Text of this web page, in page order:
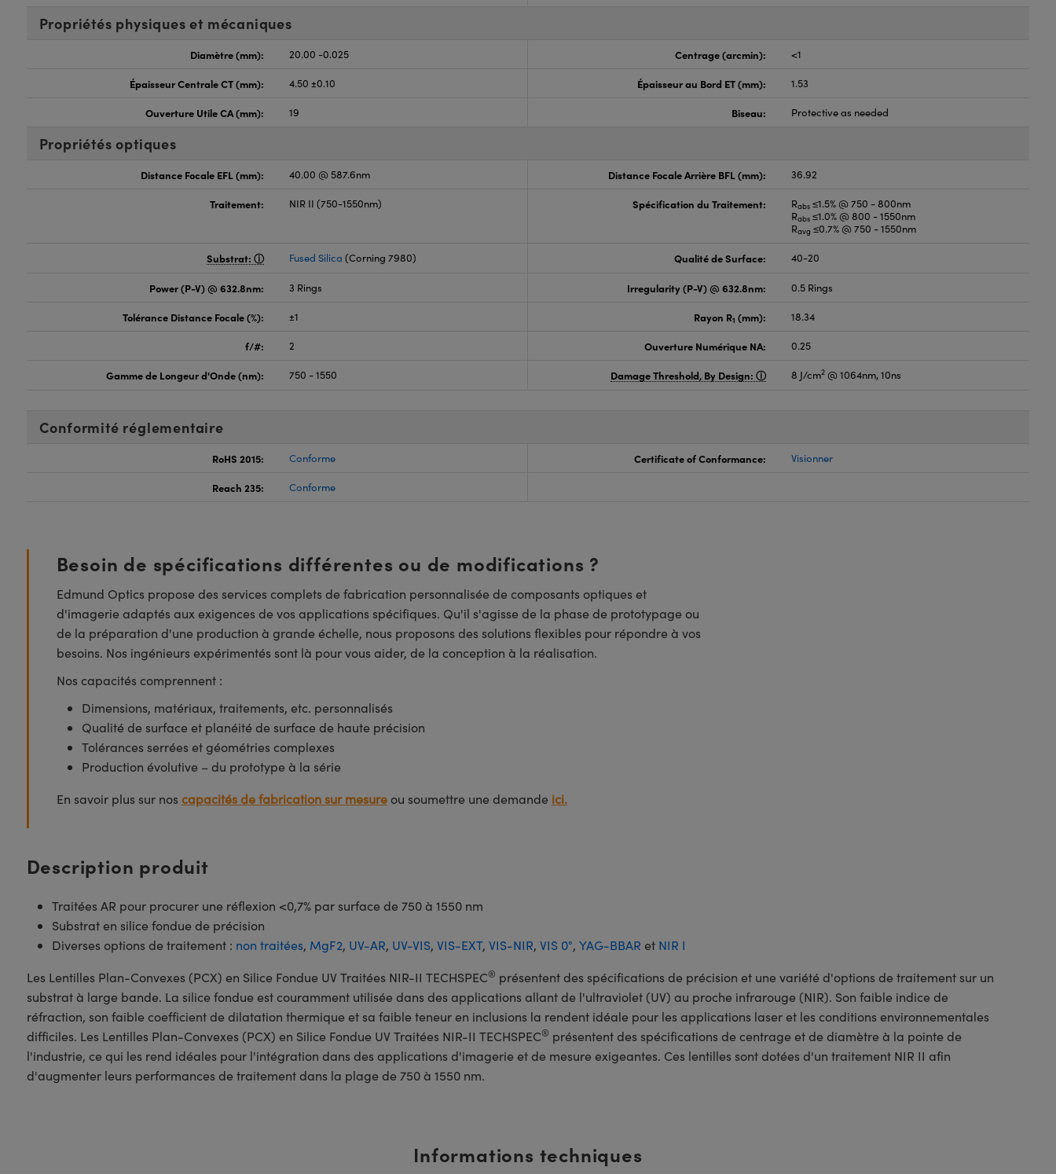
Propriétés physiques et mécaniques
Diamètre (mm): 20.00 -0.025 Centrage (arcmin): <1
Épaisseur Centrale CT (mm): 4.50 ±0.10 Épaisseur au Bord ET (mm): 1.53
Ouverture Utile CA (mm): 19 Biseau: Protective as needed
Propriétés optiques
Distance Focale EFL (mm): 40.00 @ 587.6nm Distance Focale Arrière BFL (mm): 36.92
Traitement: NIR II (750-1550nm) Spécification du Traitement: Rabs ≤1.5% @ 750 - 800nm
Rabs ≤1.0% @ 800 - 1550nm
Ravg ≤0.7% @ 750 - 1550nm
Substrat: Fused Silica (Corning 7980) Qualité de Surface: 40-20
Power (P-V) @ 632.8nm: 3 Rings Irregularity (P-V) @ 632.8nm: 0.5 Rings
Tolérance Distance Focale (%): ±1 Rayon R1 (mm): 18.34
f/#: 2 Ouverture Numérique NA: 0.25
Gamme de Longeur d'Onde (nm): 750 - 1550 Damage Threshold, By Design: 8 J/cm2 @ 1064nm, 10ns
Conformité réglementaire
RoHS 2015: Conforme Certificate of Conformance: Visionner
Reach 235: Conforme
Besoin de spécifications différentes ou de modifications ?
Edmund Optics propose des services complets de fabrication personnalisée de composants optiques et
d'imagerie adaptés aux exigences de vos applications spécifiques. Qu'il s'agisse de la phase de prototypage ou
de la préparation d'une production à grande échelle, nous proposons des solutions flexibles pour répondre à vos
besoins. Nos ingénieurs expérimentés sont là pour vous aider, de la conception à la réalisation.
Nos capacités comprennent :
Dimensions, matériaux, traitements, etc. personnalisés
Qualité de surface et planéité de surface de haute précision
Tolérances serrées et géométries complexes
Production évolutive – du prototype à la série
En savoir plus sur nos capacités de fabrication sur mesureou soumettre une demande ici.
Description produit
Traitées AR pour procurer une réflexion <0,7% par surface de 750 à 1550 nm
Substrat en silice fondue de précision
Diverses options de traitement : non traitées, MgF2, UV-AR, UV-VIS, VIS-EXT, VIS-NIR, VIS 0°, YAG-BBAR et NIR I
Les Lentilles Plan-Convexes (PCX) en Silice Fondue UV Traitées NIR-II TECHSPEC® présentent des spécifications de précision et une variété d'options de traitement sur un
substrat à large bande. La silice fondue est couramment utilisée dans des applications allant de l'ultraviolet (UV) au proche infrarouge (NIR). Son faible indice de
réfraction, son faible coefficient de dilatation thermique et sa faible teneur en inclusions la rendent idéale pour les applications laser et les conditions environnementales
difficiles. Les Lentilles Plan-Convexes (PCX) en Silice Fondue UV Traitées NIR-II TECHSPEC® présentent des spécifications de centrage et de diamètre à la pointe de
l'industrie, ce qui les rend idéales pour l'intégration dans des applications d'imagerie et de mesure exigeantes. Ces lentilles sont dotées d'un traitement NIR II afin
d'augmenter leurs performances de traitement dans la plage de 750 à 1550 nm.
Informations techniques